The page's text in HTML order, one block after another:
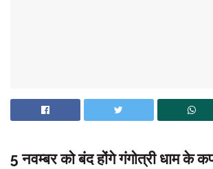
5 नवम्‍बर को बंद होंगे गंगोत्री धाम के